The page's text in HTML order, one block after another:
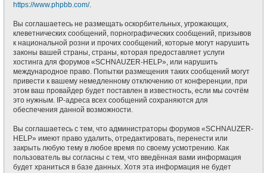
https://www.phpbb.com/.
Вы соглашаетесь не размещать оскорбительных, угрожающих,
клеветнических сообщений, порнографических сообщений, призывов
к национальной розни и прочих сообщений, которые могут нарушить
законы вашей страны, страны, которая предоставляет услуги
хостинга для форумов «SCHNAUZER-HELP», или нарушить
международное право. Попытки размещения таких сообщений могут
привести к вашему немедленному отключению от конференции, при
этом ваш провайдер будет поставлен в известность, если мы сочтём
это нужным. IP-адреса всех сообщений сохраняются для
обеспечения данной возможности.
Вы соглашаетесь с тем, что администраторы форумов «SCHNAUZER-
HELP» имеют право удалить, отредактировать, перенести или
закрыть любую тему в любое время по своему усмотрению. Как
пользователь вы согласны с тем, что введённая вами информация
будет храниться в базе данных. Хотя эта информация не будет